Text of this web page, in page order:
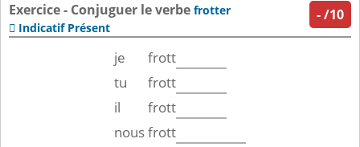
-/10
Exercice - Conjuguer le verbe frotter
 Indicatif Présent
je
frott
tu
frott
il
frott
nousfrott